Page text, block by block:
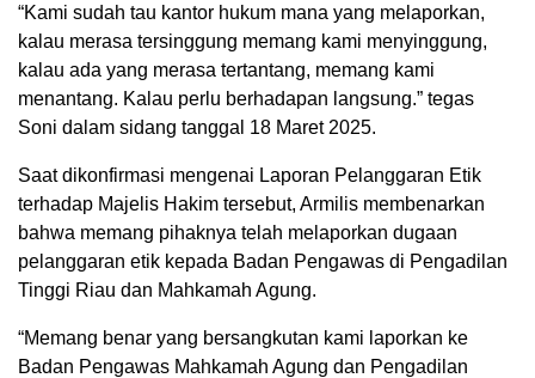
“Kami sudah tau kantor hukum mana yang melaporkan,
kalau merasa tersinggung memang kami menyinggung,
kalau ada yang merasa tertantang, memang kami
menantang. Kalau perlu berhadapan langsung.” tegas
Soni dalam sidang tanggal 18 Maret 2025.
Saat dikonfirmasi mengenai Laporan Pelanggaran Etik
terhadap Majelis Hakim tersebut, Armilis membenarkan
bahwa memang pihaknya telah melaporkan dugaan
pelanggaran etik kepada Badan Pengawas di Pengadilan
Tinggi Riau dan Mahkamah Agung.
“Memang benar yang bersangkutan kami laporkan ke
Badan Pengawas Mahkamah Agung dan Pengadilan